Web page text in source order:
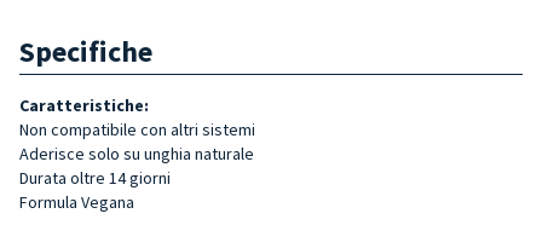
Specifiche
Caratteristiche:
Non compatibile con altri sistemi
Aderisce solo su unghia naturale
Durata oltre 14 giorni
Formula Vegana